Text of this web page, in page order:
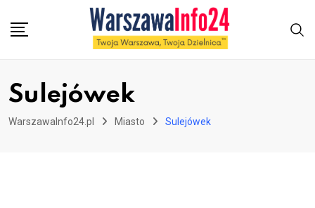
Sulejówek
WarszawaInfo24.pl Miasto Sulejówek